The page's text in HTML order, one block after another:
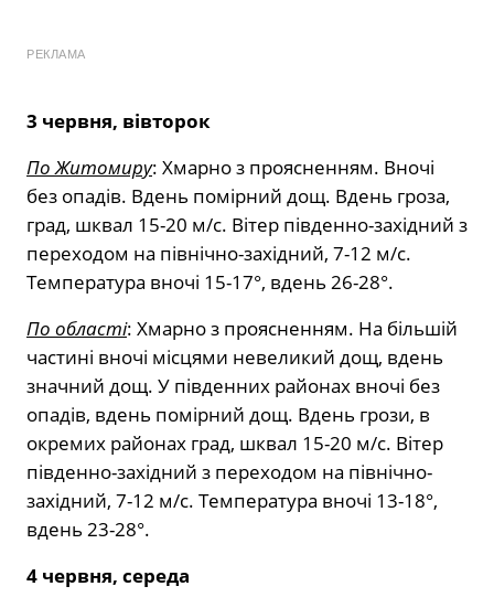
РЕКЛАМА
3 червня, вівторок
По Житомиру: Хмарно з проясненням. Вночі
без опадів. Вдень помірний дощ. Вдень гроза,
град, шквал 15-20 м/с. Вітер південно-західний з
переходом на північно-західний, 7-12 м/с.
Температура вночі 15-17°, вдень 26-28°.
По області: Хмарно з проясненням. На більшій
частині вночі місцями невеликий дощ, вдень
значний дощ. У південних районах вночі без
опадів, вдень помірний дощ. Вдень грози, в
окремих районах град, шквал 15-20 м/с. Вітер
південно-західний з переходом на північно-
західний, 7-12 м/с. Температура вночі 13-18°,
вдень 23-28°.
4 червня, середа